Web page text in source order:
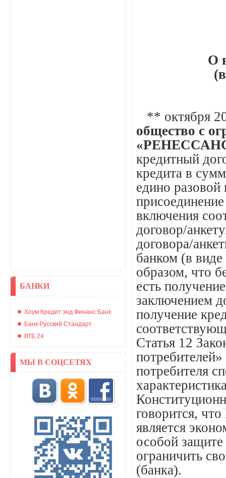
БАНКИ
Хоум Кредит энд Финанс Банк
Банк Русский Стандарт
ВТБ 24
МЫ В СОЦСЕТЯХ
О
** октября
общество с
кредитный
кредита в
едино
включения
договор/
договора/
банком (в
образом, что
есть
заключением
получение
Статья 12
потребителя
говорится,
является
особой защите
ограничить
(банка).